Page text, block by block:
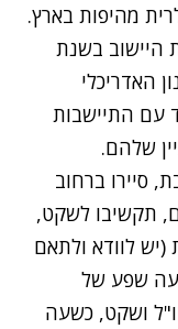
מהיפות בארץ.
היישוב בשנת
האדריכלי
עם התיישבות
שלהם.
סיירו ברחוב
תקשיבו לשקט,
(יש לוודא ולתאם
שפע של
ושקט, כשעה